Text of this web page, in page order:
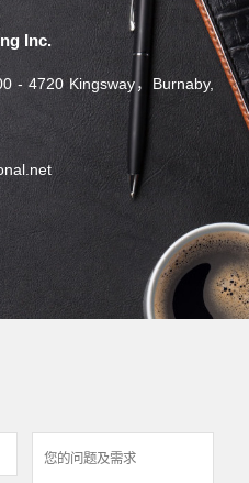
Inc.
- 4720 Kingsway，Burnaby,